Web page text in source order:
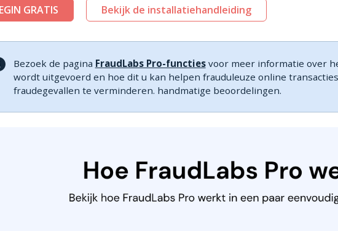
GRATIS Bekijk de installatiehandleiding
Bezoek de pagina FraudLabs Pro-functiesvoor meer informatie over
wordt uitgevoerd en hoe dit u kan helpen frauduleuze online
fraudegevallen te verminderen. handmatige beoordelingen.